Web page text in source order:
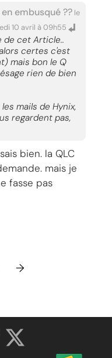
en embusqué ?? le
10 avril à 09h55
de cet Article..
certes c'est
mais bon le Q
rien de bien
mails de Hynix,
regardent pas,
bien. la QLC
mais je
fasse pas
→